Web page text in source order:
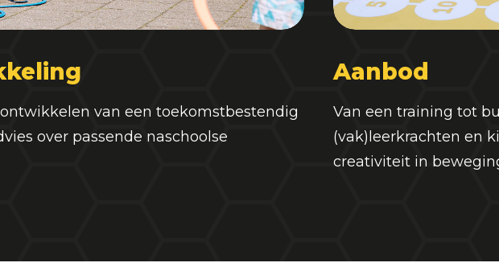
van een toekomstbestendig
over passende naschoolse
Aanbod
Van een training tot
(vak)leerkrachten en
creativiteit in